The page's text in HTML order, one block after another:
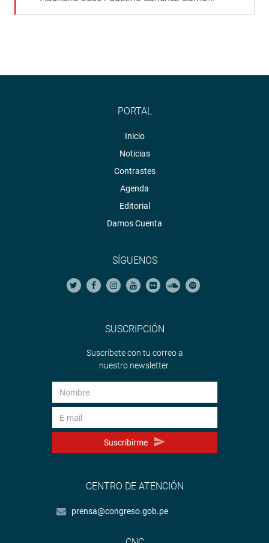
PORTAL
Inicio
Noticias
Contrastes
Agenda
Editorial
Damos Cuenta
SÍGUENOS
SUSCRIPCIÓN
Suscríbete con tu correo a
nuestro newsletter.
Suscribirme
CENTRO DE ATENCIÓN
prensa@congreso.gob.pe